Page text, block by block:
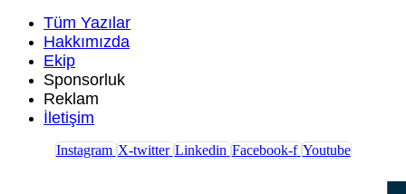
Tüm Yazılar
Hakkımızda
Ekip
Sponsorluk
Reklam
İletişim
Instagram X-twitter Linkedin Facebook-f Youtube